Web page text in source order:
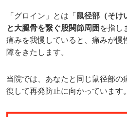
「グロイン」とは「 鼠径部（そけ
と大腿骨を繋ぐ股関節周囲 を指し
痛みを我慢していると、痛みが慢
障をきたします。
当院では、あなたと同じ鼠径部の
復して再発防止に向かっています。